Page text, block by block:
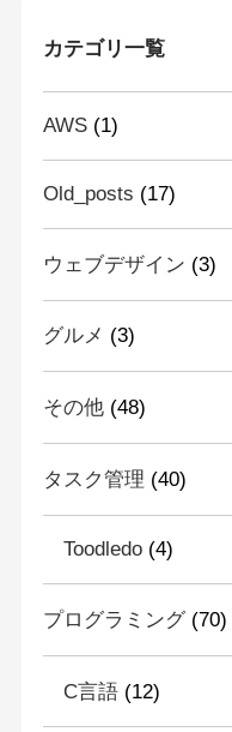
カテゴリ一覧
AWS(1)
Old_posts (17)
ウェブデザイン (3)
グルメ (3)
その他(48)
タスク管理 (40)
Toodledo(4)
プログラミング(70)
C言語(12)